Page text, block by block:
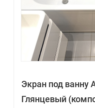
Экран под ванну
Глянцевый